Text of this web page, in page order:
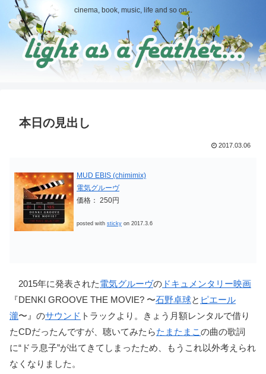
cinema, book, music, life and so on...
本日の見出し
2017.03.06
MUD EBIS (chimimix)
電気グルーヴ
価格： 250円
posted with sticky on 2017.3.6
2015年に発表された電気グルーヴの ドキュメンタリー映画
『DENKI GROOVE THE MOVIE? 〜石野卓球と ピエール
瀧〜』のサウンド トラックより。きょう月額レンタルで借り
たCDだったんですが、聴いてみたらたまたまこ の曲の歌詞
に“ドラ息子”が出てきてしまったため、もうこれ以外考えられ
なくなりました。